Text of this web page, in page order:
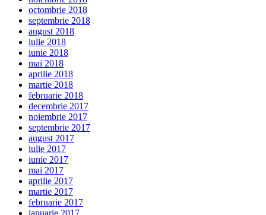
octombrie 2018
septembrie 2018
august 2018
iulie 2018
iunie 2018
mai 2018
aprilie 2018
martie 2018
februarie 2018
decembrie 2017
noiembrie 2017
septembrie 2017
august 2017
iulie 2017
iunie 2017
mai 2017
aprilie 2017
martie 2017
februarie 2017